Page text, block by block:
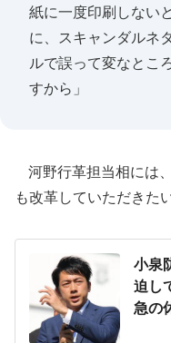
紙に一度印刷しない
に、スキャンダルネ
ルで誤って変なとこ
すから」
河野行革担当相には
も改革していただきた
小泉
迫し
急の